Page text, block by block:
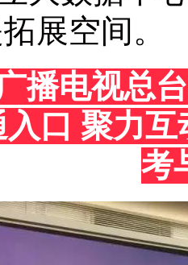
展空间。
播电视总
入口 聚力
考